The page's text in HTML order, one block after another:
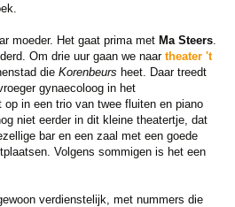
moeder. Het gaat prima met Ma Steers.
Om drie uur gaan we naartheater 't
die Korenbeurs heet. Daar treedt
gynaecoloog in het
in een trio van twee fluiten en piano
niet eerder in dit kleine theatertje, dat
bar en een zaal met een goede
Volgens sommigen is het een
verdienstelijk, met nummers die